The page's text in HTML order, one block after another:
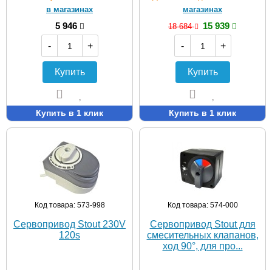
в магазинах
5 946
-
+
Купить
Купить в 1 клик
магазинах
18 684
15 939
-
+
Купить
Купить в 1 клик
Код товара: 573-998
Сервопривод Stout 230V
120s
Код товара: 574-000
Сервопривод Stout для
смесительных клапанов,
ход 90°, для про...